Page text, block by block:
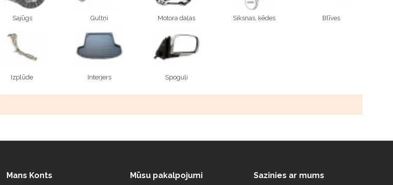
Sajūgs Gultņi Motora daļas Siksnas, ķēdes Blīves
Izplūde Interjers Spoguļi
Mans Konts Mūsu pakalpojumi Sazinies ar mums